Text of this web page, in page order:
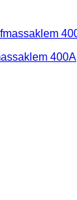
400A